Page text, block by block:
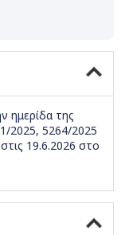
ημερίδα της
2025, 5264/2025
19.6.2026 στο